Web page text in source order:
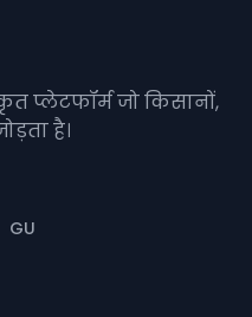
प्लेटफॉर्म जो किसानों,
है।
GU